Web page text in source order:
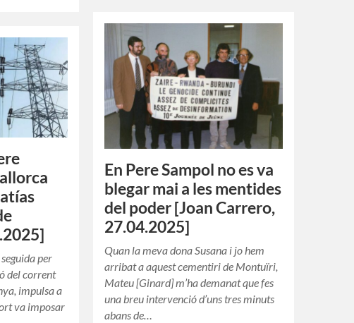
En Pere Sampol no es va
blegar mai a les mentides
del poder [Joan Carrero,
27.04.2025]
Quan la meva dona Susana i jo hem
arribat a aquest cementiri de Montuïri,
Mateu [Ginard] m’ha demanat que fes
una breu intervenció d’uns tres minuts
abans de…
per
del corrent
impulsa a
va imposar